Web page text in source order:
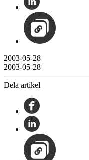
2003-05-28
2003-05-28
Dela artikel